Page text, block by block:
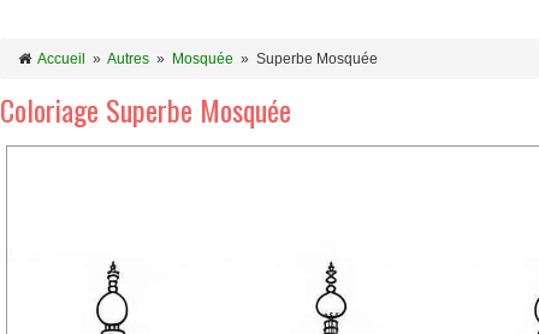
Accueil » Autres » Mosquée » Superbe Mosquée
Coloriage Superbe Mosquée